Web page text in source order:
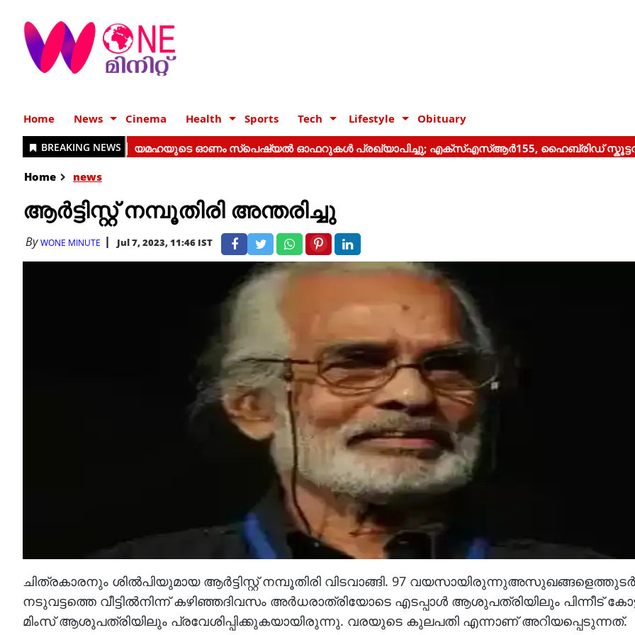
Home News Cinema Health Sports Tech Lifestyle Obituary
Home news
ആർട്ടിസ്റ്റ് നമ്പൂതിരി അന്തരിച്ചു
ByWONE MINUTE Jul 7, 2023, 11:46 IST
ചിത്രകാരനും ശിൽപിയുമായ ആർട്ടിസ്റ്റ് നമ്പൂതിരി വിടവാങ്ങി. 97
നടുവട്ടത്തെ വീട്ടിൽനിന്ന് കഴിഞ്ഞദിവസം അർധരാത്രിയോടെ എടപ്പാൾ ആശുപത്രിയിലും പിന്നീട്
മിംസ് ആശുപത്രിയിലും പ്രവേശിപ്പിക്കുകയായിരുന്നു. വരയുടെ കുലപതി എന്നാണ് അറിയപ്പെടുന്നത്.